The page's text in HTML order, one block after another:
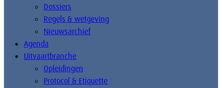
Dossiers
Regels & wetgeving
Nieuwsarchief
Agenda
Uitvaartbranche
Opleidingen
Protocol & Etiquette